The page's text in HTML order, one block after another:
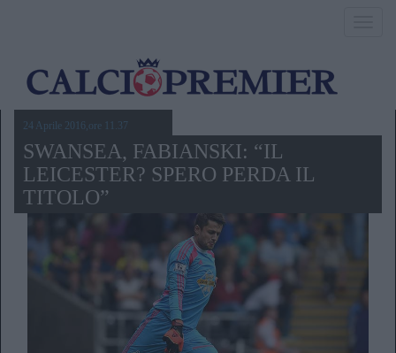
24 Aprile 2016,ore 11.37
SWANSEA, FABIANSKI: “IL
LEICESTER? SPERO PERDA IL
TITOLO”